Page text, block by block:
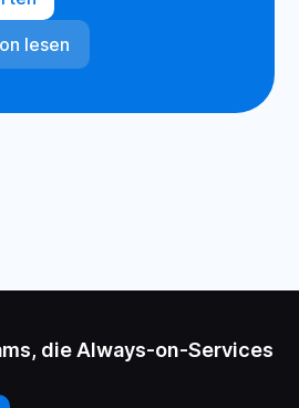
lesen
die Always-on-Services